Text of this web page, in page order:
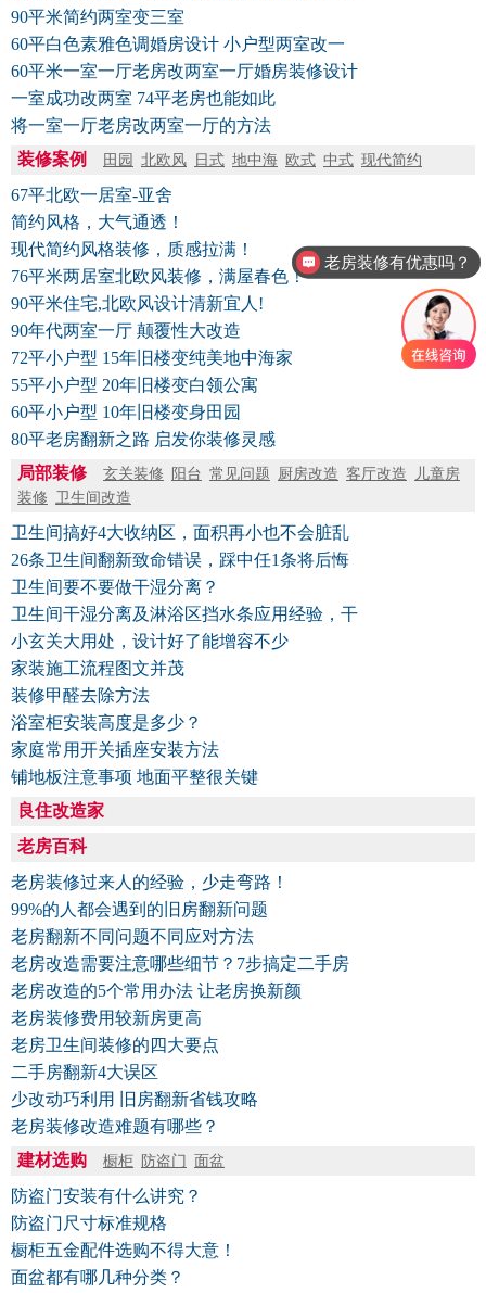
90平米简约两室变三室
60平白色素雅色调婚房设计 小户型两室改一
60平米一室一厅老房改两室一厅婚房装修设计
一室成功改两室 74平老房也能如此
将一室一厅老房改两室一厅的方法
装修案例
田园 北欧风 日式 地中海 欧式 中式 现代简约
67平北欧一居室-亚舍
简约风格，大气通透！
现代简约风格装修，质感拉满！
76平米两居室北欧风装修，满屋春色！
90平米住宅,北欧风设计清新宜人!
90年代两室一厅 颠覆性大改造
72平小户型 15年旧楼变纯美地中海家
55平小户型 20年旧楼变白领公寓
60平小户型 10年旧楼变身田园
80平老房翻新之路 启发你装修灵感
局部装修
玄关装修 阳台 常见问题 厨房改造 客厅改造
儿童房
装修 卫生间改造
卫生间搞好4大收纳区，面积再小也不会脏乱
26条卫生间翻新致命错误，踩中任1条将后悔
卫生间要不要做干湿分离？
卫生间干湿分离及淋浴区挡水条应用经验，干
小玄关大用处，设计好了能增容不少
家装施工流程图文并茂
装修甲醛去除方法
浴室柜安装高度是多少？
家庭常用开关插座安装方法
铺地板注意事项 地面平整很关键
良住改造家
老房百科
老房装修过来人的经验，少走弯路！
99%的人都会遇到的旧房翻新问题
老房翻新不同问题不同应对方法
老房改造需要注意哪些细节？7步搞定二手房
老房改造的5个常用办法 让老房换新颜
老房装修费用较新房更高
老房卫生间装修的四大要点
二手房翻新4大误区
少改动巧利用 旧房翻新省钱攻略
老房装修改造难题有哪些？
建材选购
橱柜 防盗门 面盆
防盗门安装有什么讲究？
防盗门尺寸标准规格
橱柜五金配件选购不得大意！
面盆都有哪几种分类？
老房装修有优惠吗？